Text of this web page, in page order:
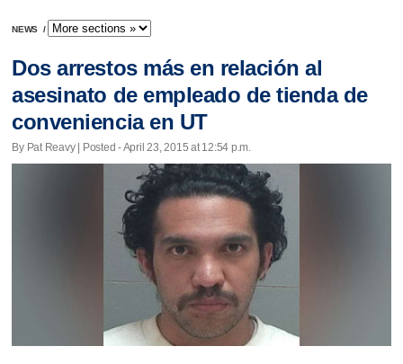
NEWS /
Dos arrestos más en relación al
asesinato de empleado de tienda de
conveniencia en UT
By Pat Reavy | Posted - April 23, 2015 at 12:54 p.m.